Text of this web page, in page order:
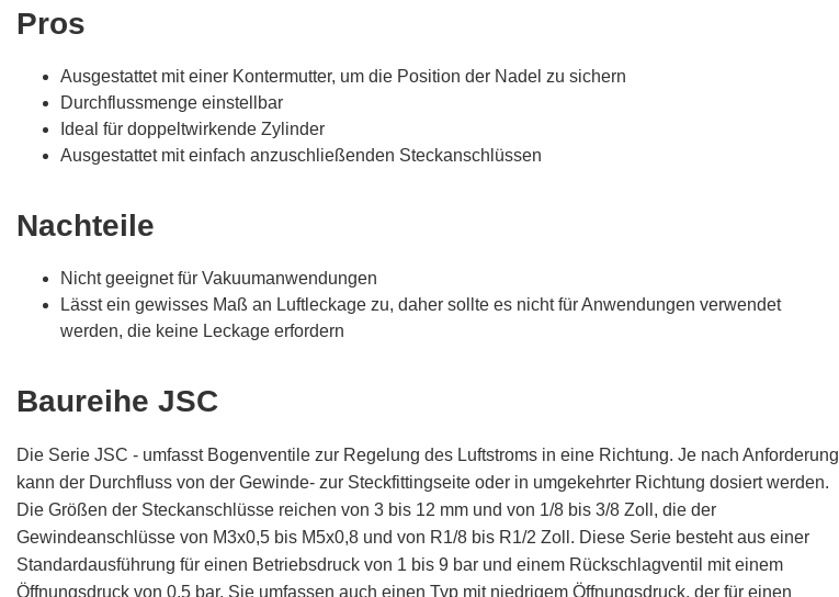
Pros
Ausgestattet mit einer Kontermutter, um die Position der Nadel zu sichern
Durchflussmenge einstellbar
Ideal für doppeltwirkende Zylinder
Ausgestattet mit einfach anzuschließenden Steckanschlüssen
Nachteile
Nicht geeignet für Vakuumanwendungen
Lässt ein gewisses Maß an Luftleckage zu, daher sollte es nicht für Anwendungen verwendet
werden, die keine Leckage erfordern
Baureihe JSC
Die Serie JSC - umfasst Bogenventile zur Regelung des Luftstroms in eine Richtung. Je nach Anforderung
kann der Durchfluss von der Gewinde- zur Steckfittingseite oder in umgekehrter Richtung dosiert werden.
Die Größen der Steckanschlüsse reichen von 3 bis 12 mm und von 1/8 bis 3/8 Zoll, die der
Gewindeanschlüsse von M3x0,5 bis M5x0,8 und von R1/8 bis R1/2 Zoll. Diese Serie besteht aus einer
Standardausführung für einen Betriebsdruck von 1 bis 9 bar und einem Rückschlagventil mit einem
Öffnungsdruck von 0,5 bar. Sie umfassen auch einen Typ mit niedrigem Öffnungsdruck, der für einen